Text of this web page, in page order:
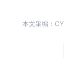
本文采编：CY